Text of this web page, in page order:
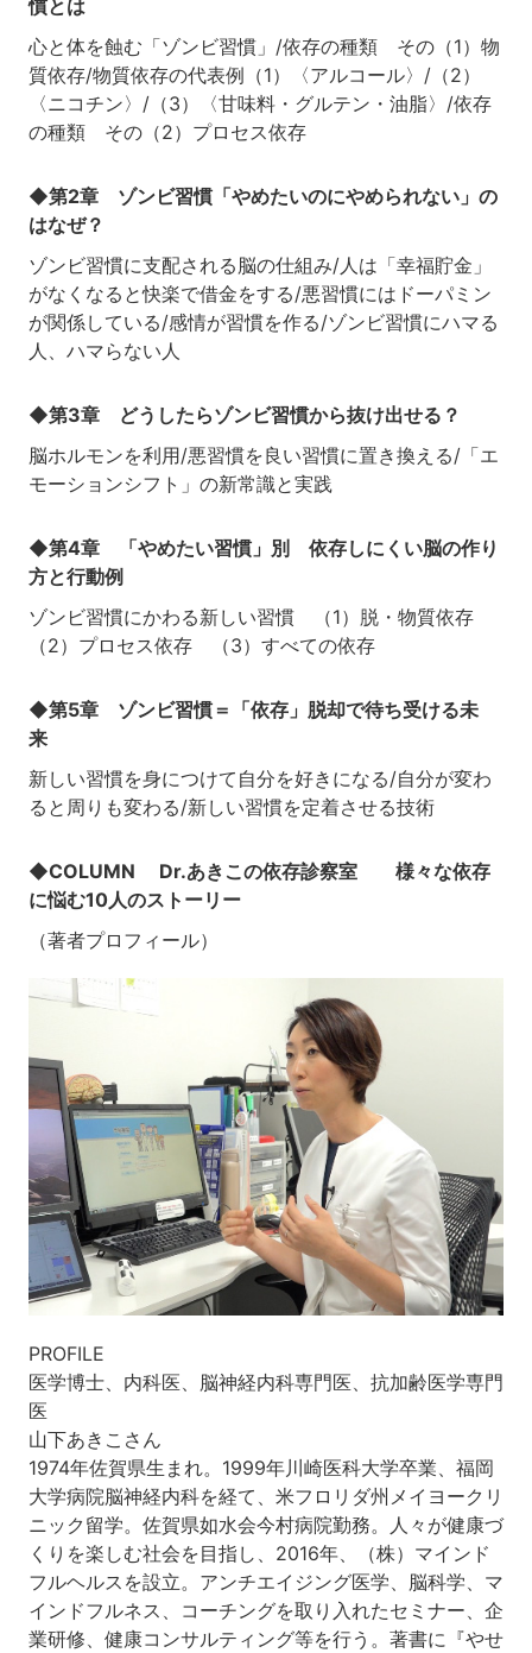
慣とは
心と体を蝕む「ゾンビ習慣」/依存の種類 その（1）物
質依存/物質依存の代表例（1）〈アルコール〉/（2）
〈ニコチン〉/（3）〈甘味料・グルテン・油脂〉/依存
の種類 その（2）プロセス依存
◆第2章 ゾンビ習慣「やめたいのにやめられない」の
はなぜ？
ゾンビ習慣に支配される脳の仕組み/人は「幸福貯金」
がなくなると快楽で借金をする/悪習慣にはドーパミン
が関係している/感情が習慣を作る/ゾンビ習慣にハマる
人、ハマらない人
◆第3章 どうしたらゾンビ習慣から抜け出せる？
脳ホルモンを利用/悪習慣を良い習慣に置き換える/「エ
モーションシフト」の新常識と実践
◆第4章 「やめたい習慣」別 依存しにくい脳の作り
方と行動例
ゾンビ習慣にかわる新しい習慣 （1）脱・物質依存
（2）プロセス依存 （3）すべての依存
◆第5章 ゾンビ習慣＝「依存」脱却で待ち受ける未
来
新しい習慣を身につけて自分を好きになる/自分が変わ
ると周りも変わる/新しい習慣を定着させる技術
◆COLUMN Dr.あきこの依存診察室 様々な依存
に悩む10人のストーリー
（著者プロフィール）
PROFILE
医学博士、内科医、脳神経内科専門医、抗加齢医学専門
医
山下あきこさん
1974年佐賀県生まれ。1999年川崎医科大学卒業、福岡
大学病院脳神経内科を経て、米フロリダ州メイヨークリ
ニック留学。佐賀県如水会今村病院勤務。人々が健康づ
くりを楽しむ社会を目指し、2016年、（株）マインド
フルヘルスを設立。アンチエイジング医学、脳科学、マ
インドフルネス、コーチングを取り入れたセミナー、企
業研修、健康コンサルティング等を行う。著書に『やせ